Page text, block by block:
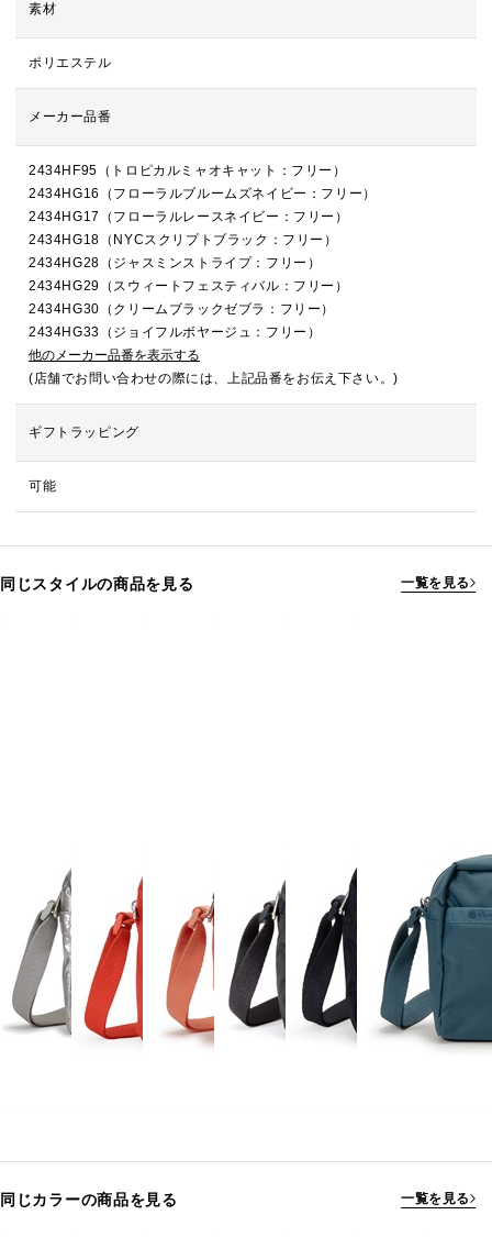
素材
ポリエステル
メーカー品番
2434HF95（トロピカルミャオキャット：フリー）
2434HG16（フローラルブルームズネイビー：フリー）
2434HG17（フローラルレースネイビー：フリー）
2434HG18（NYCスクリプトブラック：フリー）
2434HG28（ジャスミンストライプ：フリー）
2434HG29（スウィートフェスティバル：フリー）
2434HG30（クリームブラックゼブラ：フリー）
2434HG33（ジョイフルボヤージュ：フリー）
他のメーカー品番を表示する
(店舗でお問い合わせの際には、上記品番をお伝え下さい。)
ギフトラッピング
可能
同じスタイルの商品を見る 一覧を見る
同じカラーの商品を見る 一覧を見る